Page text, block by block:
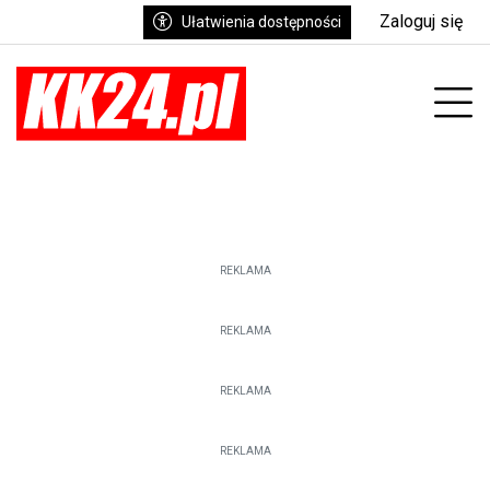
Ułatwienia dostępności Zaloguj się
REKLAMA
REKLAMA
REKLAMA
REKLAMA